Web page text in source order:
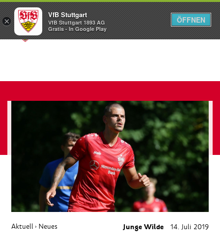
Menü
Aktuell › Neues Junge Wilde 14. Juli 2019
×
VfB Stuttgart
VfB Stuttgart 1893 AG
Gratis - In Google Play
ÖFFNEN